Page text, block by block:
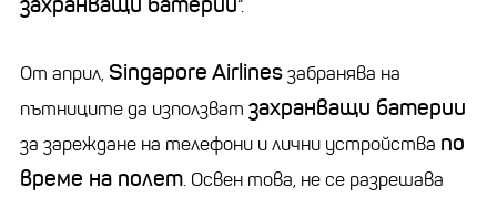
“.
От април, Singapore Airlinesзабранява на
пътниците да използват захранващи батерии
за зареждане на телефони и лични устройства по
време на полет. Освен това, не се разрешава